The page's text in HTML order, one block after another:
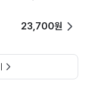
23,700원